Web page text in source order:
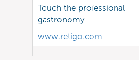
Touch the professional
gastronomy
www.retigo.com